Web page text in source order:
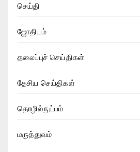
செய்தி
ஜோதிடம்
தலைப்புச் செய்திகள்
தேசிய செய்திகள்
தொழில்நுட்பம்
மருத்துவம்